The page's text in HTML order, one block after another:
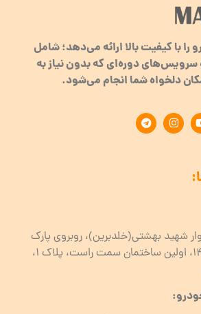
با کیفیت بالا ارائه می‌دهد؛ شامل
دوره‌ای که بدون نیاز به
دلخواه شما انجام می‌شود.
شهید بهشتی(خلدبرین)، روبروی پارک
خلدبرین ،نبش کوچه ۱۴، اولین ساختمان سمت راست، پلاک 1،